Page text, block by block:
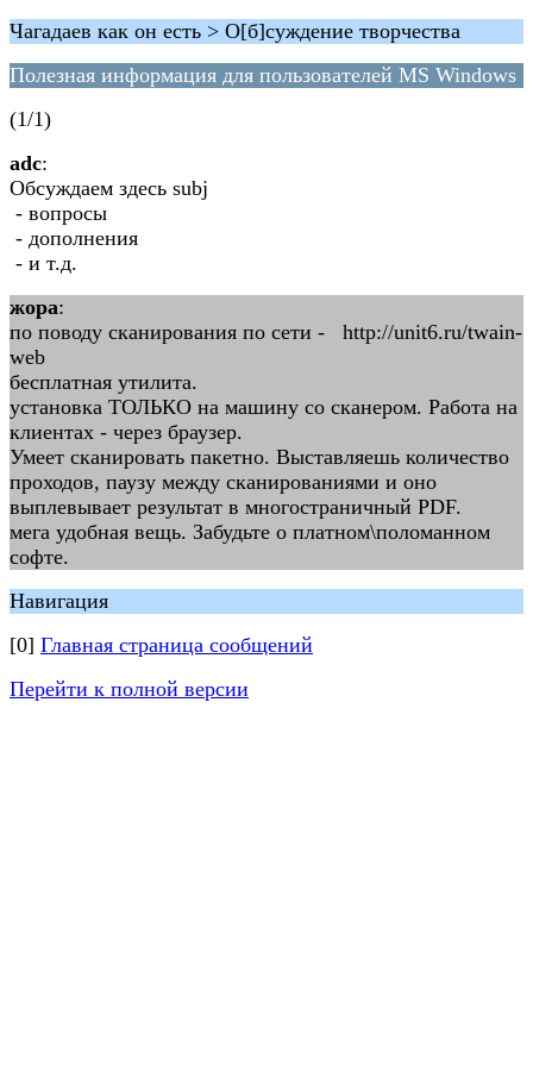
Чагадаев как он есть > О[б]суждение творчества
Полезная информация для пользователей MS Windows
(1/1)
adc:
Обсуждаем здесь subj
- вопросы
- дополнения
- и т.д.
жора:
по поводу сканирования по сети - http://unit6.ru/twain-
web
бесплатная утилита.
установка ТОЛЬКО на машину со сканером. Работа на
клиентах - через браузер.
Умеет сканировать пакетно. Выставляешь количество
проходов, паузу между сканированиями и оно
выплевывает результат в многостраничный PDF.
мега удобная вещь. Забудьте о платном\поломанном
софте.
Навигация
[0] Главная страница сообщений
Перейти к полной версии